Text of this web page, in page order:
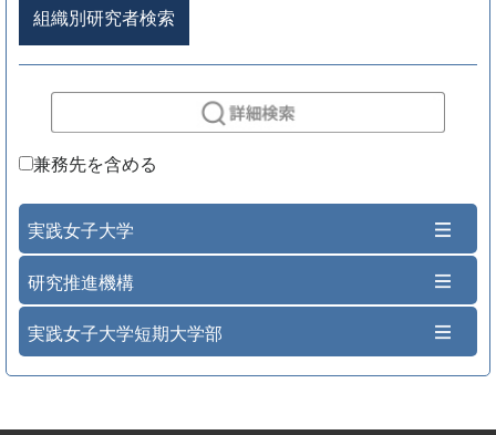
組織別研究者検索
兼務先を含める
実践女子大学
研究推進機構
実践女子大学短期大学部